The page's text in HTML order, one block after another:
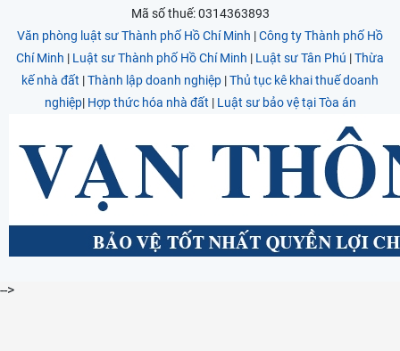
Mã số thuế: 0314363893
Văn phòng luật sư Thành phố Hồ Chí Minh |Công ty Thành phố Hồ
Chí Minh | Luật sư Thành phố Hồ Chí Minh | Luật sư Tân Phú |Thừa
kế nhà đất |Thành lập doanh nghiệp |Thủ tục kê khai thuế doanh
nghiệp| Hợp thức hóa nhà đất | Luật sư bảo vệ tại Tòa án
-->